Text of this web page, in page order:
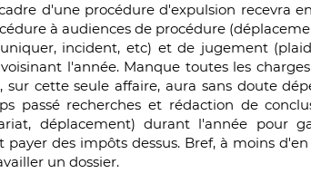
d'une procédure d'expulsion recevra
à audiences de procédure
incident, etc) et de jugement
l'année. Manque toutes les
cette seule affaire, aura sans doute
passé recherches et rédaction de
déplacement) durant l'année pour
des impôts dessus. Bref, à moins
un dossier.